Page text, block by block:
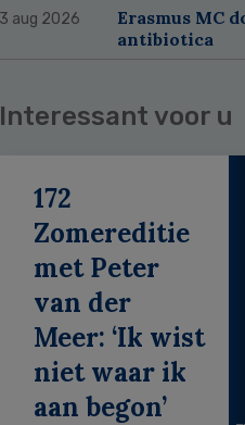
3 aug 2026
Erasmus MC
antibiotica
Interessant voor u
172
Zomereditie
met Peter
van der
Meer: ‘Ik wist
niet waar ik
aan begon’